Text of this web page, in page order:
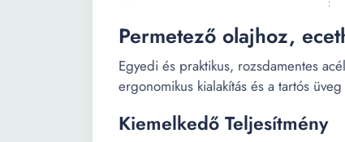
Permetező olajhoz,
Egyedi és praktikus, rozsdamentes
ergonomikus kialakítás és a tartós
Kiemelkedő Teljesítmény